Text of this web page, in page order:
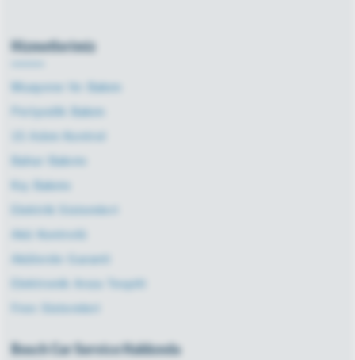
Hizmetlerimiz
Muayene Ve Bakım
Periyodik Bakım
15 Adım Kontrol
Bahar Bakımı
Kış Bakımı
Elektrik Sistemleri
Akü Kontrolü
Akülerde Garanti
Elektronik Arıza Tespiti
Fren Sistemleri
Bosch Car Service Hakkında